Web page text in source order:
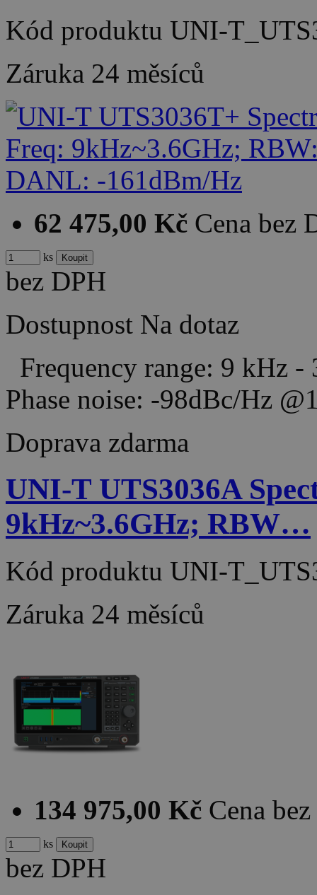
Kód produktu UNI-
Záruka 24 měsíců
62 475,00 Kč Cena bez
ks
bez DPH
Dostupnost Na dotaz
Frequency range: 9 kHz
Phase noise: -98dBc/Hz
Doprava zdarma
UNI-T UTS3036A
9kHz~3.6GHz; RBW…
Kód produktu UNI-
Záruka 24 měsíců
134 975,00 Kč Cena
ks
bez DPH